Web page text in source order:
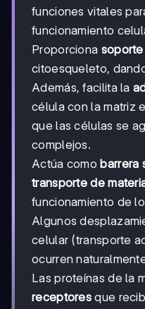
funciones vitales
funcionamiento
Proporciona
citoesqueleto,
Además, facilita la
célula con la matriz
que las células se
complejos.
Actúa comobarrera
transporte de
funcionamiento de
Algunos
celular (transporte
ocurren
Las proteínas de la
receptores que